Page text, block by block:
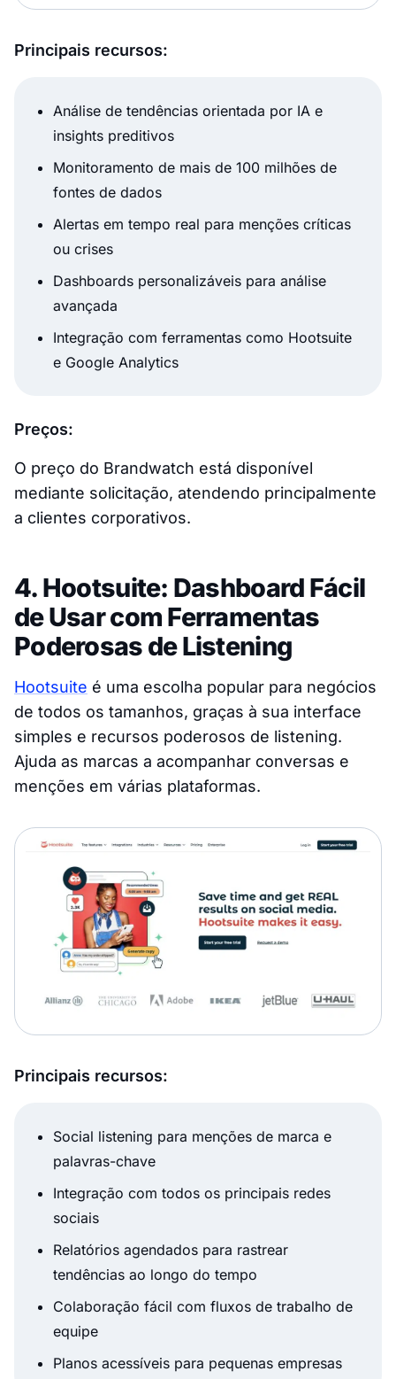
Principais recursos:
Análise de tendências orientada por IA e
insights preditivos
Monitoramento de mais de 100 milhões de
fontes de dados
Alertas em tempo real para menções críticas
ou crises
Dashboards personalizáveis para análise
avançada
Integração com ferramentas como Hootsuite
e Google Analytics
Preços:
O preço do Brandwatch está disponível
mediante solicitação, atendendo principalmente
a clientes corporativos.
4. Hootsuite: Dashboard Fácil
de Usar com Ferramentas
Poderosas de Listening
Hootsuite é uma escolha popular para negócios
de todos os tamanhos, graças à sua interface
simples e recursos poderosos de listening.
Ajuda as marcas a acompanhar conversas e
menções em várias plataformas.
Principais recursos:
Social listening para menções de marca e
palavras-chave
Integração com todos os principais redes
sociais
Relatórios agendados para rastrear
tendências ao longo do tempo
Colaboração fácil com fluxos de trabalho de
equipe
Planos acessíveis para pequenas empresas